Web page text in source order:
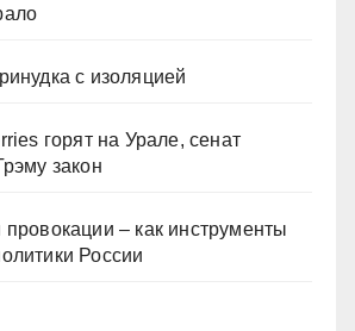
с изоляцией
горят на Урале, сенат
закон
– как инструменты
России